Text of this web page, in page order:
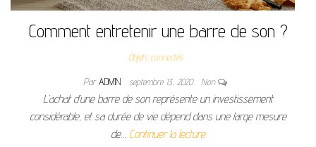
Comment entretenir une barre de son ?
Objets connectés
ParADMIN septembre 13, 2020 Non
L’achat d’une barre de son représente un investissement
considérable, et sa durée de vie dépend dans une large mesure
de… Continuer la lecture